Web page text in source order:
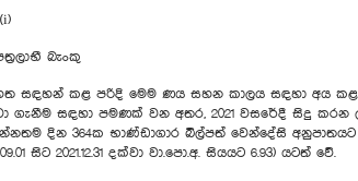
බැංකු
සඳහන් කළ පරිදි මෙම ණය සහන කාලය සඳහා අය
ගැනීම සඳහා පමණක් වන අතර, 2021 වසරේදී සිදු
දින 364ක භාණ්ඩාගාර බිල්පත් වෙන්දේසි අනුපාතයට
සිට 2021.12.31 දක්වා වා.පො.අ. සියයට 6.93) යටත් වේ.